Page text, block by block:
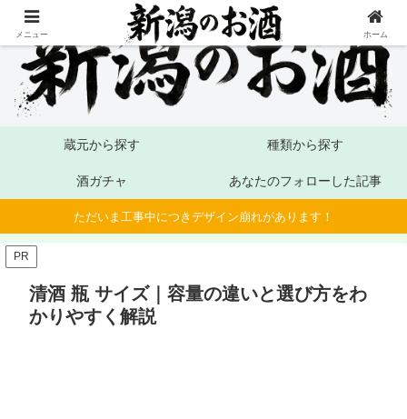
蔵元から探す 種類から探す
酒ガチャ あなたのフォローした記事
ただいま工事中につきデザイン崩れがあります！
PR
清酒 瓶 サイズ｜容量の違いと選び方をわ
かりやすく解説
メニュー ホーム